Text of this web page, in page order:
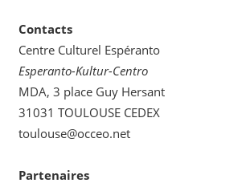
Contacts
Centre Culturel Espéranto
Esperanto-Kultur-Centro
MDA, 3 place Guy Hersant
31031 TOULOUSE CEDEX
toulouse@occeo.net
Partenaires